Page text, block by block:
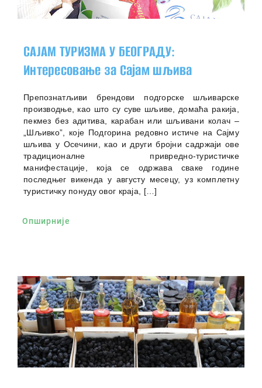
САЈАМ ТУРИЗМА У БЕОГРАДУ:
Интересовање за Сајам шљива
Препознатљиви брендови подгорске шљиварске
производње, као што су суве шљиве, домаћа ракија,
пекмез без адитива, карабан или шљивани колач –
„Шљивко”, које Подгорина редовно истиче на Сајму
шљива у Осечини, као и други бројни садржаји ове
традиционалне привредно-туристичке
манифестације, која се одржава сваке године
последњег викенда у августу месецу, уз комплетну
туристичку понуду овог краја, […]
Опширније